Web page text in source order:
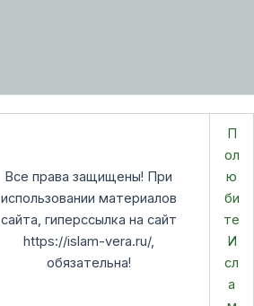
Все права защищены! При
использовании материалов
сайта, гиперссылка на сайт
https://islam-vera.ru/,
обязательна!
П
ол
ю
би
те
И
сл
а